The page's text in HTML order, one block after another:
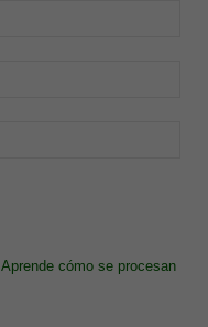
Aprende cómo se procesan